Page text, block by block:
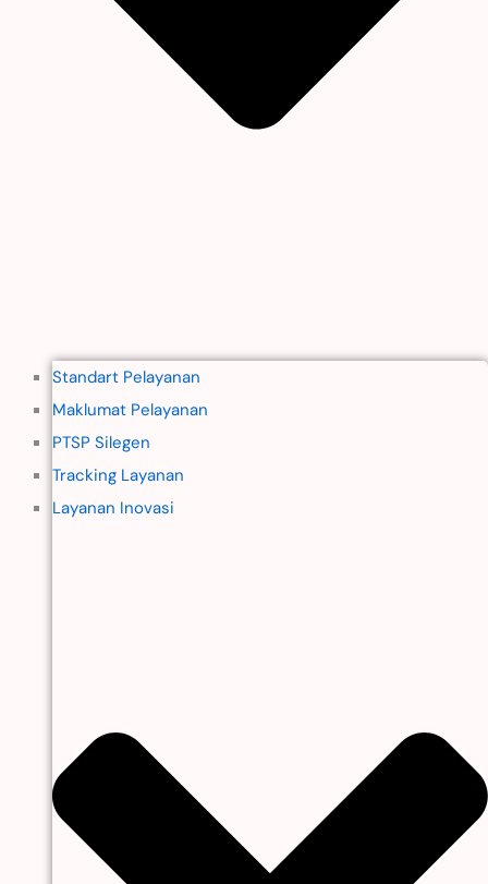
Standart Pelayanan
Maklumat Pelayanan
PTSP Silegen
Tracking Layanan
Layanan Inovasi